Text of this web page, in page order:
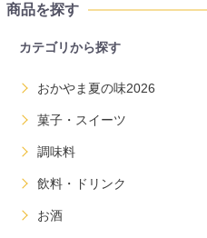
商品を探す
カテゴリから探す
おかやま夏の味2026
菓子・スイーツ
調味料
飲料・ドリンク
お酒